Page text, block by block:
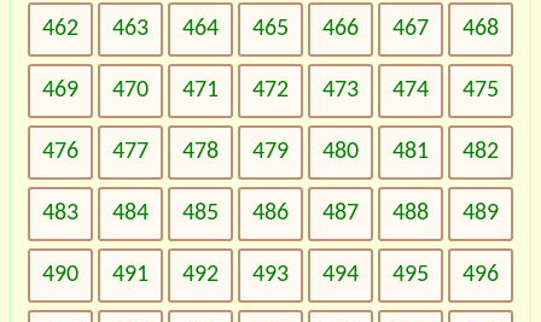
462 463 464 465 466 467 468
469 470 471 472 473 474 475
476 477 478 479 480 481 482
483 484 485 486 487 488 489
490 491 492 493 494 495 496